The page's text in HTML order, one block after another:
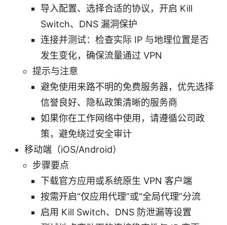
导入配置、选择合适的协议，开启 Kill
Switch、DNS 漏洞保护
连接并测试：检查实际 IP 与地理位置是否
发生变化，确保流量通过 VPN
提示与注意
避免使用来路不明的免费服务器，优先选择
信誉良好、隐私政策清晰的服务商
如果你在工作网络中使用，请遵循公司政
策，避免绕过安全审计
移动端（iOS/Android）
步骤要点
下载官方应用或系统原生 VPN 客户端
按需开启“仅应用代理”或“全局代理”分流
启用 Kill Switch、DNS 防泄漏等设置